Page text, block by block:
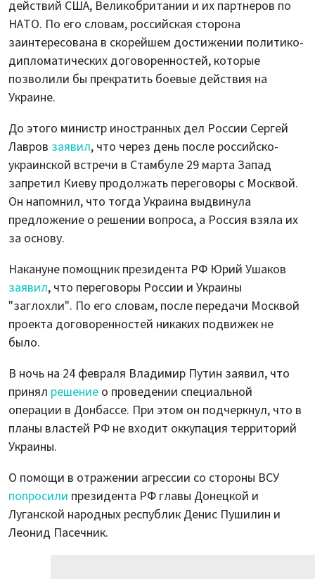
действий США, Великобритании и их партнеров по
НАТО. По его словам, российская сторона
заинтересована в скорейшем достижении политико-
дипломатических договоренностей, которые
позволили бы прекратить боевые действия на
Украине.
До этого министр иностранных дел России Сергей
Лавров заявил, что через день после российско-
украинской встречи в Стамбуле 29 марта Запад
запретил Киеву продолжать переговоры с Москвой.
Он напомнил, что тогда Украина выдвинула
предложение о решении вопроса, а Россия взяла их
за основу.
Накануне помощник президента РФ Юрий Ушаков
заявил, что переговоры России и Украины
"заглохли". По его словам, после передачи Москвой
проекта договоренностей никаких подвижек не
было.
В ночь на 24 февраля Владимир Путин заявил, что
принял решение о проведении специальной
операции в Донбассе. При этом он подчеркнул, что в
планы властей РФ не входит оккупация территорий
Украины.
О помощи в отражении агрессии со стороны ВСУ
попросили президента РФ главы Донецкой и
Луганской народных республик Денис Пушилин и
Леонид Пасечник.